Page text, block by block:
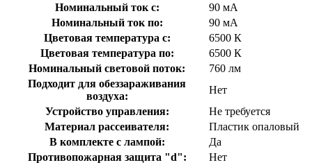
Номинальный ток с:
90 мА
Номинальный ток по:
90 мА
Цветовая температура с:
6500 К
Цветовая температура по:
6500 К
Номинальный световой поток:
760 лм
Подходит для обеззараживания
воздуха:
Нет
Устройство управления:
Не требуется
Материал рассеивателя:
Пластик опаловый
В комплекте с лампой:
Да
Противопожарная защита "d":
Нет